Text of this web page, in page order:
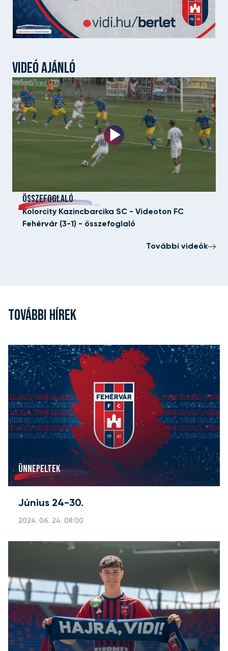
VIDEÓ AJÁNLÓ
ÖSSZEFOGLALÓ
Kolorcity Kazincbarcika SC - Videoton FC
Fehérvár (3-1) - összefoglaló
További videók
TOVÁBBI HÍREK
ÜNNEPELTEK
Június 24-30.
2024. 06. 24. 08:00